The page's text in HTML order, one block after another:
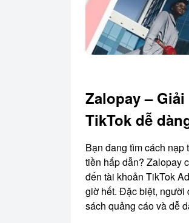
Zalopay –
TikTok dễ
Bạn đang tìm cách
tiền hấp dẫn? Zalopay
đến tài khoản TikTok
giờ hết. Đặc biệt, người
sách quảng cáo và dễ